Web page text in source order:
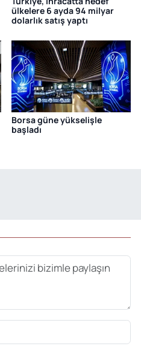
ülkelere 6 ayda 94 milyar
dolarlık satış yaptı
Borsa güne yükselişle
başladı